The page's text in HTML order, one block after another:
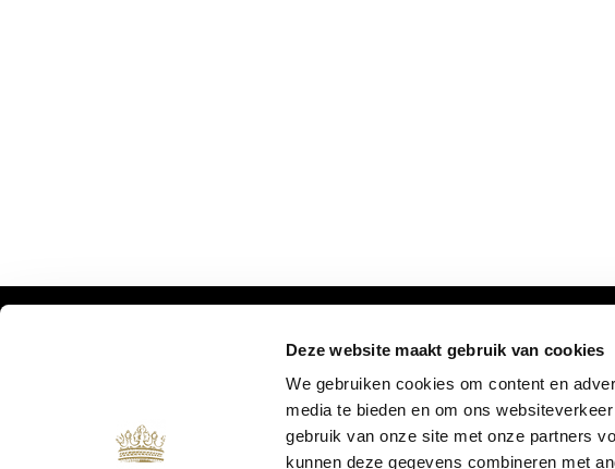
Deze website maakt gebruik van cookies
We gebruiken cookies om content en
media te bieden en om ons
gebruik van onze site met onze partners
kunnen deze gegevens combineren met